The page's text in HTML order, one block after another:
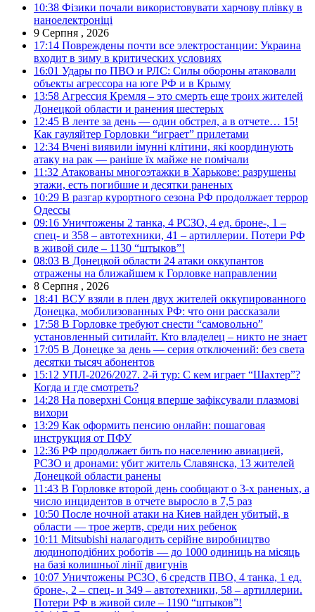
10:38 Фізики почали використовувати харчову плівку в
наноелектроніці
9 Серпня , 2026
17:14 Повреждены почти все электростанции: Украина
входит в зиму в критических условиях
16:01 Удары по ПВО и РЛС: Силы обороны атаковали
объекты агрессора на юге РФ и в Крыму
13:58 Агрессия Кремля – это смерть еще троих жителей
Донецкой области и ранения шестерых
12:45 В ленте за день — один обстрел, а в отчете… 15!
Как гауляйтер Горловки “играет” прилетами
12:34 Вчені виявили імунні клітини, які координують
атаку на рак — раніше їх майже не помічали
11:32 Атакованы многоэтажки в Харькове: разрушены
этажи, есть погибшие и десятки раненых
10:29 В разгар курортного сезона РФ продолжает террор
Одессы
09:16 Уничтожены 2 танка, 4 РСЗО, 4 ед. броне-, 1 –
спец- и 358 – автотехники, 41 – артиллерии. Потери РФ
в живой силе – 1130 “штыков”!
08:03 В Донецкой области 24 атаки оккупантов
отражены на ближайшем к Горловке направлении
8 Серпня , 2026
18:41 ВСУ взяли в плен двух жителей оккупированного
Донецка, мобилизованных РФ: что они рассказали
17:58 В Горловке требуют снести “самовольно”
установленный ситилайт. Кто владелец – никто не знает
17:05 В Донецке за день — серия отключений: без света
десятки тысяч абонентов
15:12 УПЛ-2026/2027. 2-й тур: С кем играет “Шахтер”?
Когда и где смотреть?
14:28 На поверхні Сонця вперше зафіксували плазмові
вихори
13:29 Как оформить пенсию онлайн: пошаговая
инструкция от ПФУ
12:36 РФ продолжает бить по населению авиацией,
РСЗО и дронами: убит житель Славянска, 13 жителей
Донецкой области ранены
11:43 В Горловке второй день сообщают о 3-х раненых, а
число инцидентов в отчете выросло в 7,5 раз
10:50 После ночной атаки на Киев найден убитый, в
области — трое жертв, среди них ребенок
10:11 Mitsubishi налагодить серійне виробництво
людиноподібних роботів — до 1000 одиниць на місяць
на базі колишньої лінії двигунів
10:07 Уничтожены РСЗО, 6 средств ПВО, 4 танка, 1 ед.
броне-, 2 – спец- и 349 – автотехники, 58 – артиллерии.
Потери РФ в живой силе – 1190 “штыков”!